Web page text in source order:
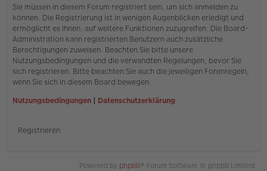
Sie müssen in diesem Forum registriert sein, um sich anmelden zu
können. Die Registrierung ist in wenigen Augenblicken erledigt und
ermöglicht es Ihnen, auf weitere Funktionen zuzugreifen. Die Board-
Administration kann registrierten Benutzern auch zusätzliche
Berechtigungen zuweisen. Beachten Sie bitte unsere
Nutzungsbedingungen und die verwandten Regelungen, bevor Sie
sich registrieren. Bitte beachten Sie auch die jeweiligen Forenregeln,
wenn Sie sich in diesem Board bewegen.
Nutzungsbedingungen | Datenschutzerklärung
Registrieren
Powered by phpBB® Forum Software © phpBB Limited